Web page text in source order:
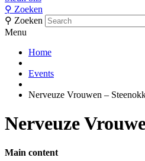
⚲ Zoeken
⚲ Zoeken
Menu
Home
Events
Nerveuze Vrouwen –
Nerveuze
Main content